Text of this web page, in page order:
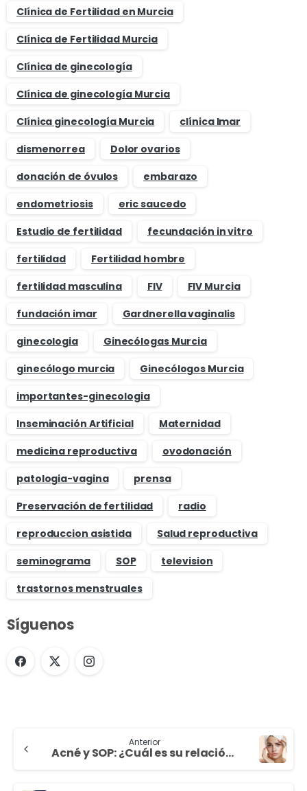
Clínica de Fertilidad en Murcia
Clínica de Fertilidad Murcia
Clínica de ginecología
Clínica de ginecología Murcia
Clínica ginecología Murcia
clínica Imar
dismenorrea
Dolor ovarios
donación de óvulos
embarazo
endometriosis
eric saucedo
Estudio de fertilidad
fecundación in vitro
fertilidad
Fertilidad hombre
fertilidad masculina
FIV
FIV Murcia
fundación imar
Gardnerella vaginalis
ginecologia
Ginecólogas Murcia
ginecólogo murcia
Ginecólogos Murcia
importantes-ginecologia
Inseminación Artificial
Maternidad
medicina reproductiva
ovodonación
patologia-vagina
prensa
Preservación de fertilidad
radio
reproduccion asistida
Salud reproductiva
seminograma
SOP
television
trastornos menstruales
Síguenos
Anterior
Acné y SOP: ¿Cuál es su relación?